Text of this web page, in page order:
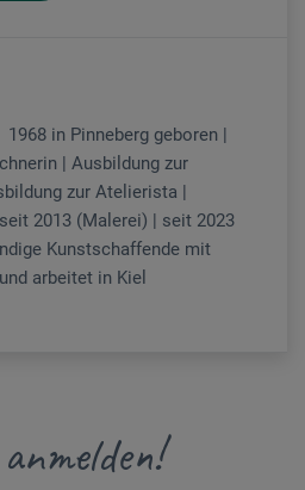
1968 in Pinneberg geboren |
| Ausbildung zur
zur Atelierista |
2013 (Malerei) | seit 2023
Kunstschaffende mit
arbeitet in Kiel